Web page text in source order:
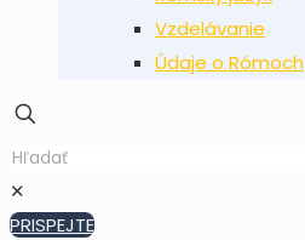
Vzdelávanie
Údaje o Rómoch
✕
PRISPEJTE